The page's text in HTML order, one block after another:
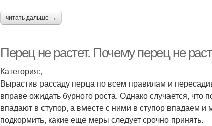
читать дальше →
Перец не растет. Почему перец не
Категория:,
Вырастив рассаду перца по всем правилам и
вправе ожидать бурного роста. Однако случается, что
впадают в ступор, а вместе с ними в ступор впадаем
подкормить, какие еще меры следует срочно принять.